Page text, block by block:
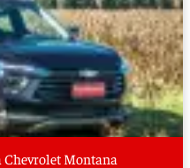
Chevrolet Montana